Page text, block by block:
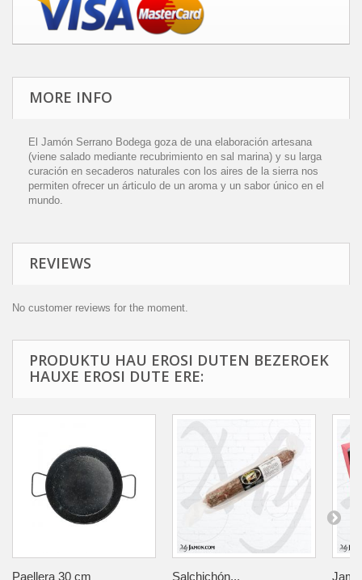
MORE INFO
El Jamón Serrano Bodega goza de una elaboración artesana
(viene salado mediante recubrimiento en sal marina) y su larga
curación en secaderos naturales con los aires de la sierra nos
permiten ofrecer un árticulo de un aroma y un sabor único en el
mundo.
REVIEWS
No customer reviews for the moment.
PRODUKTU HAU EROSI DUTEN BEZEROEK
HAUXE EROSI DUTE ERE:
Paellera 30 cm Salchichón...